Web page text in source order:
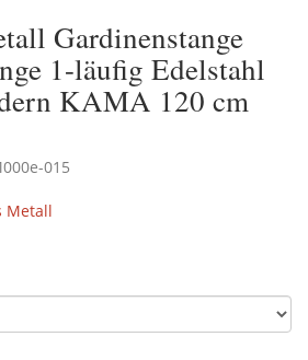
Gardinenstange
1-läufig Edelstahl
KAMA 120 cm
015
Metall